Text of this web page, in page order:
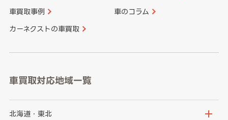
車買取事例 車のコラム
カーネクストの車買取
車買取対応地域一覧
北海道・東北